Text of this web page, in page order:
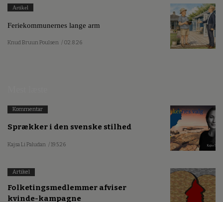
Artikel
Feriekommunernes lange arm
Knud Bruun Poulsen / 02.8.26
Kommentar
Sprækker i den svenske stilhed
Kajsa Li Paludan / 19.5.26
Artikel
Folketingsmedlemmer afviser
kvinde-kampagne